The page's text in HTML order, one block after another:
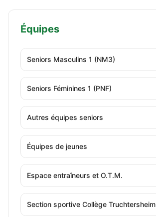
Équipes
Seniors Masculins 1 (NM3)
Seniors Féminines 1 (PNF)
Autres équipes seniors
Équipes de jeunes
Espace entraîneurs et O.T.M.
Section sportive Collège Truchtersheim